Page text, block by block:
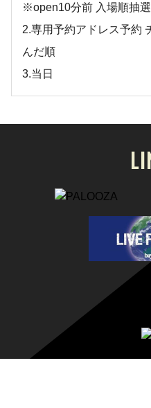
※open10分前 入場順抽選
2.専用予約アドレス予約
んだ順
3.当日